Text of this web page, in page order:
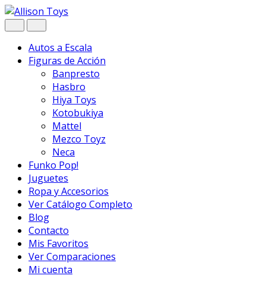
Navegar
Ir
al
Autos a Escala
Figuras de Acción
Banpresto
Hasbro
Hiya Toys
Kotobukiya
Mattel
Mezco Toyz
Neca
Funko Pop!
Juguetes
Ropa y Accesorios
Ver Catálogo Completo
Blog
Contacto
Mis Favoritos
Ver Comparaciones
Mi cuenta